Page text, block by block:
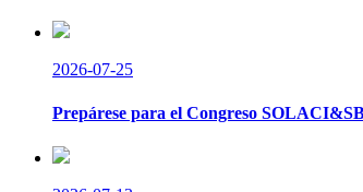
2026-07-25
Prepárese para el Congreso